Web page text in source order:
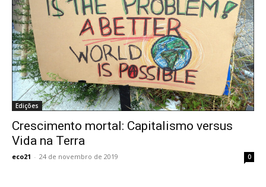
Edições
Crescimento mortal: Capitalismo versus
Vida na Terra
eco21 - 24 de novembro de 2019 0